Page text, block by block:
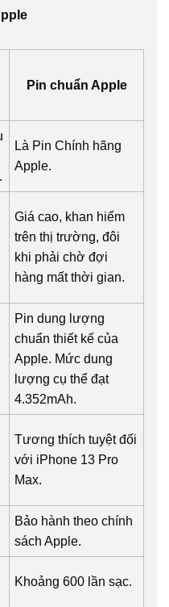
Pin chuẩn Apple
Là Pin Chính hãng
Apple.
Giá cao, khan hiếm
trên thị trường, đôi
khi phải chờ đợi
hàng mất thời gian.
Pin dung lượng
chuẩn thiết kế của
Apple. Mức dung
lượng cụ thể đạt
4.352mAh.
Tương thích tuyệt đối
với iPhone 13 Pro
Max.
Bảo hành theo chính
sách Apple.
Khoảng 600 lần sạc.